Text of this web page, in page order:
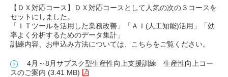
【ＤＸ対応コース】ＤＸ対応コースとして人気の次の３コースを
セットにしました。
「ＩＴツールを活用した業務改善」「ＡＩ(人工知能)活用」「効
率よく分析するためのデータ集計」
訓練内容、お申込み方法については、こちらをご覧ください。
4月～8月サブスク型生産性向上支援訓練 生産性向上コー
スのご案内 (3.41 MB)